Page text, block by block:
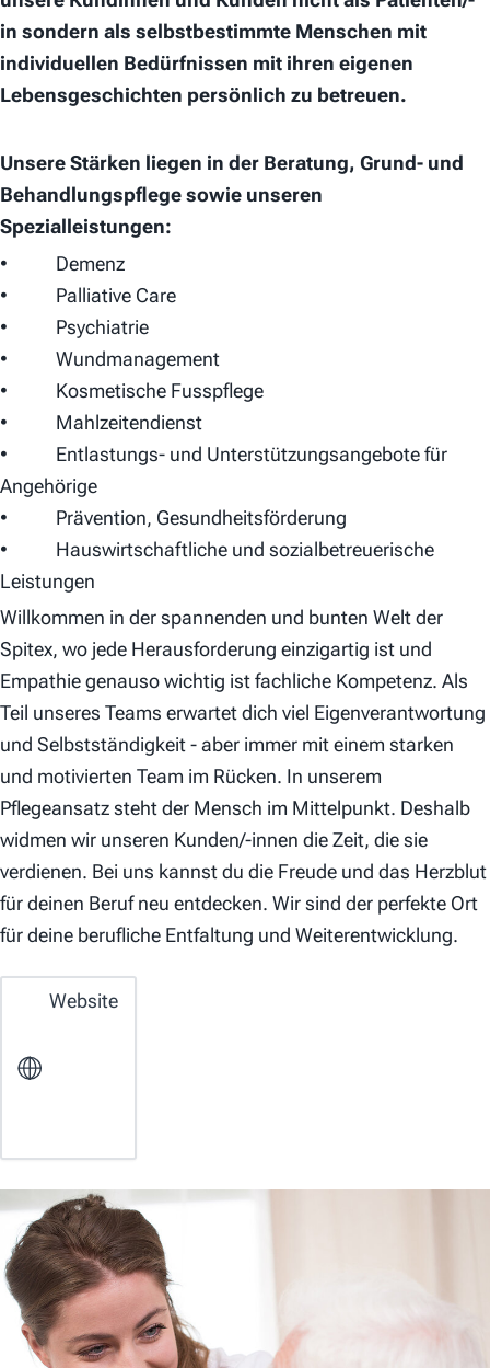
in sondern als selbstbestimmte Menschen mit
individuellen Bedürfnissen mit ihren eigenen
Lebensgeschichten persönlich zu betreuen.
Unsere Stärken liegen in der Beratung, Grund- und
Behandlungspflege sowie unseren
Spezialleistungen:
• Demenz
• Palliative Care
• Psychiatrie
• Wundmanagement
• Kosmetische Fusspflege
• Mahlzeitendienst
• Entlastungs- und Unterstützungsangebote für
Angehörige
• Prävention, Gesundheitsförderung
• Hauswirtschaftliche und sozialbetreuerische
Leistungen
Willkommen in der spannenden und bunten Welt der
Spitex, wo jede Herausforderung einzigartig ist und
Empathie genauso wichtig ist fachliche Kompetenz. Als
Teil unseres Teams erwartet dich viel Eigenverantwortung
und Selbstständigkeit - aber immer mit einem starken
und motivierten Team im Rücken. In unserem
Pflegeansatz steht der Mensch im Mittelpunkt. Deshalb
widmen wir unseren Kunden/-innen die Zeit, die sie
verdienen. Bei uns kannst du die Freude und das Herzblut
für deinen Beruf neu entdecken. Wir sind der perfekte Ort
für deine berufliche Entfaltung und Weiterentwicklung.
Website